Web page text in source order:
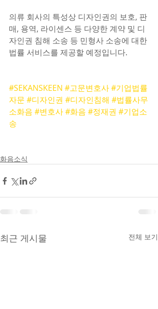
의류 회사의 특성상 디자인권의 보호, 판
매, 용역, 라이센스 등 다양한 계약 및 디
자인권 침해 소송 등 민형사 소송에 대한
법률 서비스를 제공할 예정입니다.
#SEKANSKEEN #고문변호사#기업법률
자문 #디자인권 #디자인침해 #법률사무
소화음 #변호사#화음 #정재권 #기업소
송
화음소식
최근 게시물 전체 보기